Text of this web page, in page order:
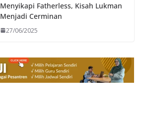
Menyikapi Fatherless, Kisah Lukman
Menjadi Cerminan
27/06/2025